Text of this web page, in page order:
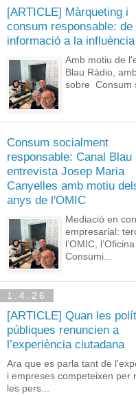
[ARTICLE] Màrqueting i
consum responsable: de
informació a la influència
Amb motiu de
Blau Ràdio,
sobre Consum
Consum socialment
responsable: Canal Blau
entrevista Josep Maria
Canyelles amb motiu
anys de l'OMIC
Mediació en
empresarial:
l’OMIC,
Consumi...
1.4.26
[ARTICLE] Quan les
públiques renuncien a
l’experiència ciutadana
Ara que es parla tant de
i empreses competeixen per
les pers...